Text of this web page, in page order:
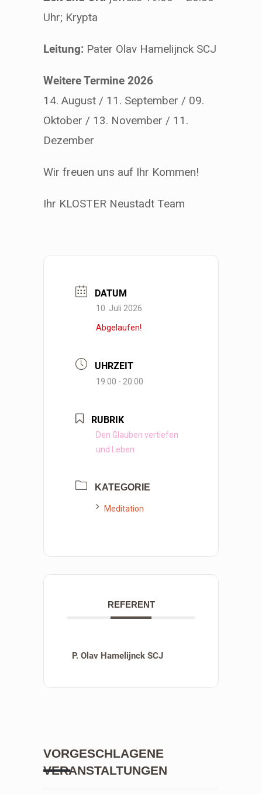
Uhr; Krypta
Leitung: Pater Olav Hamelijnck SCJ
Weitere Termine 2026
14. August / 11. September / 09.
Oktober / 13. November / 11.
Dezember
Wir freuen uns auf Ihr Kommen!
Ihr KLOSTER Neustadt Team
DATUM
10. Juli 2026
Abgelaufen!
UHRZEIT
19:00 - 20:00
RUBRIK
Den Glauben vertiefen
und Leben
KATEGORIE
Meditation
REFERENT
P. Olav Hamelijnck SCJ
VORGESCHLAGENE
VERANSTALTUNGEN